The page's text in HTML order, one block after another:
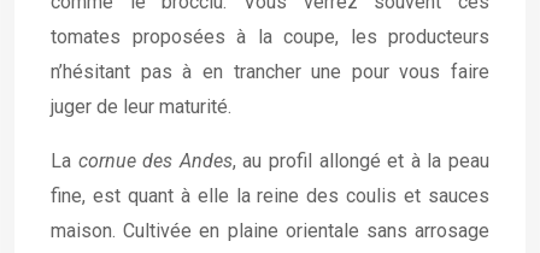
tomates proposées à la coupe, les producteurs
n’hésitant pas à en trancher une pour vous faire
juger de leur maturité.
La cornue des Andes, au profil allongé et à la peau
fine, est quant à elle la reine des coulis et sauces
maison. Cultivée en plaine orientale sans arrosage